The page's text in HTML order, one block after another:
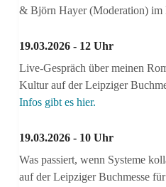
& Björn Hayer (Moderation) im
19.03.2026 - 12 Uhr
Live-Gespräch über meinen
Kultur auf der Leipziger
Infos gibt es hier.
19.03.2026 - 10 Uhr
Was passiert, wenn Systeme
auf der Leipziger Buchmesse